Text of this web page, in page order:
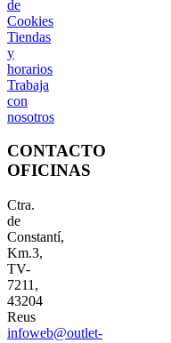
de
Cookies
Tiendas
y
horarios
Trabaja
con
nosotros
CONTACTO
OFICINAS
Ctra.
de
Constantí,
Km.3,
TV-
7211,
43204
Reus
infoweb@outlet-